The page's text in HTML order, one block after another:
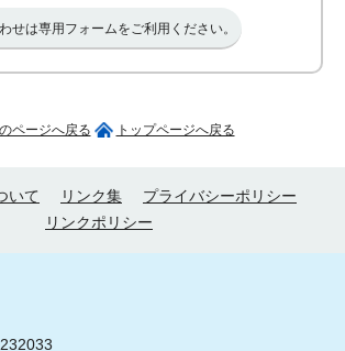
せは専用フォームをご利用ください。
ページへ戻る トップページへ戻る
いて リンク集
プライバシーポリシー
リンクポリシー